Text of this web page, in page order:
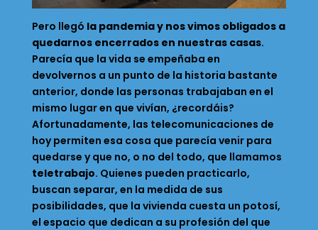
Pero llegó la pandemia y nos vimos obligados a
quedarnos encerrados en nuestras casas.
Parecía que la vida se empeñaba en
devolvernos a un punto de la historia bastante
anterior, donde las personas trabajaban en el
mismo lugar en que vivían, ¿recordáis?
Afortunadamente, las telecomunicaciones de
hoy permiten esa cosa que parecía venir para
quedarse y que no, o no del todo, que llamamos
teletrabajo. Quienes pueden practicarlo,
buscan separar, en la medida de sus
posibilidades, que la vivienda cuesta un potosí,
el espacio que dedican a su profesión del que